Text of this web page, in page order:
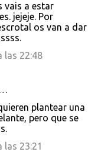
vais a estar
jejeje. Por
os van a dar
las 22:48
plantear una
pero que se
las 23:21